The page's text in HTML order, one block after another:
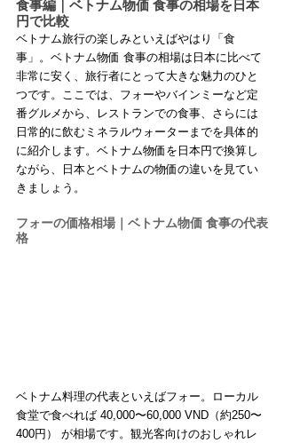
食事編｜ベトナム物価 食事の相場を日本
円で比較
ベトナム旅行の楽しみといえばやはり「食
事」。ベトナム物価 食事の相場は日本に比べて
非常に安く、旅行者にとって大きな魅力のひと
つです。ここでは、フォーやバインミーなど定
番グルメから、レストランでの食事、さらには
日常的に飲むミネラルウォーターまでを具体的
に紹介します。ベトナム物価を日本円で換算し
ながら、日本とベトナムの物価の違いを見てい
きましょう。
フォーの価格相場｜ベトナム物価 食事の代表
格
ベトナム料理の代表といえばフォー。ローカル
食堂で食べれば 40,000〜60,000 VND（約250〜
400円） が相場です。観光客向けのおしゃれレ